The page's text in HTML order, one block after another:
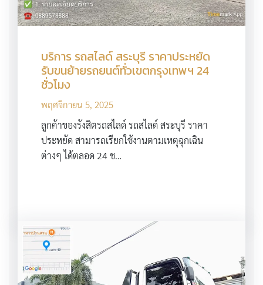
บริการ รถสไลด์ สระบุรี ราคาประหยัด
รับขนย้ายรถยนต์ทั่วเขตกรุงเทพฯ 24
ชั่วโมง
พฤศจิกายน 5, 2025
ลูกค้าของรังสิตรถสไลด์ รถสไลด์ สระบุรี ราคา
ประหยัด สามารถเรียกใช้งานตามเหตุฉุกเฉิน
ต่างๆ ได้ตลอด 24 ช…